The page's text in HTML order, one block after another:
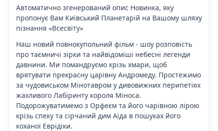
Автоматично згенерований опис Новинка, яку
пропонує Вам Київський Планетарій на Вашому шляху
пізнання «Всесвіту»
Наш новий повнокупольний фільм - шоу розповість
про таємничі зірки та найвідоміші небесні легенди
давнини. Ми помандруємо крізь хмари, щоб
врятувати прекрасну царівну Андромеду. Простежимо
за чудовиськом Мінотавром у дивовижних перипетіях
жахливого Лабіринту короля Міноса.
Подорожуватимемо з Орфеєм та його чарівною лірою
крізь спеку та сірчаний дим Аїда в пошуках його
коханої Еврідіки.